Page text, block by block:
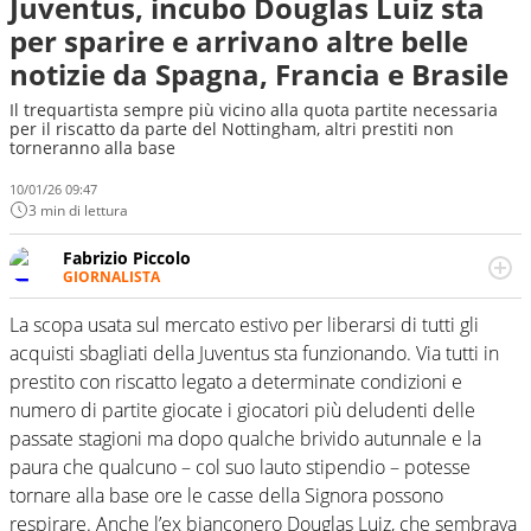
per sparire e arrivano altre belle
notizie da Spagna, Francia e Brasile
Il trequartista sempre più vicino alla quota partite necessaria
per il riscatto da parte del Nottingham, altri prestiti non
torneranno alla base
10/01/26 09:47
3 min di lettura
Fabrizio Piccolo
GIORNALISTA
Nella sua carriera ha seguito numerose manifestazioni
sportive e collaborato con agenzie e testate. Esperienza,
competenza, conoscenza e memoria storica. Si occupa
prevalentemente di calcio
La scopa usata sul mercato estivo per liberarsi di tutti gli
acquisti sbagliati della Juventus sta funzionando. Via tutti in
prestito con riscatto legato a determinate condizioni e
numero di partite giocate i giocatori più deludenti delle
passate stagioni ma dopo qualche brivido autunnale e la
paura che qualcuno – col suo lauto stipendio – potesse
tornare alla base ore le casse della Signora possono
respirare. Anche l’ex bianconero Douglas Luiz, che sembrava